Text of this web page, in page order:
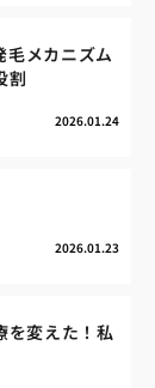
毛メカニズム
割
2026.01.24
2026.01.23
を変えた！私